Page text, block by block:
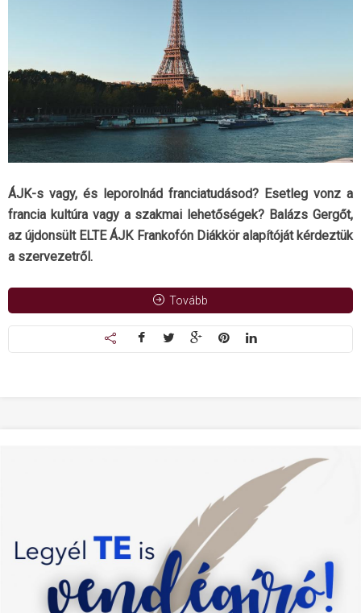
ÁJK-s vagy, és leporolnád franciatudásod? Esetleg vonz a
francia kultúra vagy a szakmai lehetőségek? Balázs Gergőt,
az újdonsült ELTE ÁJK Frankofón Diákkör alapítóját kérdeztük
a szervezetről.
Tovább